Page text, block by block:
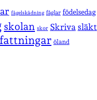
fågelskådning fåglar födelsedag
skolan skor Skriva släkt
öland